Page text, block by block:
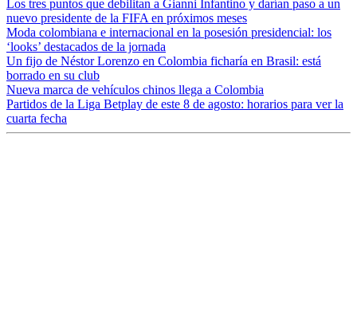
Los tres puntos que debilitan a Gianni Infantino y darían paso a un
nuevo presidente de la FIFA en próximos meses
Moda colombiana e internacional en la posesión presidencial: los
‘looks’ destacados de la jornada
Un fijo de Néstor Lorenzo en Colombia ficharía en Brasil: está
borrado en su club
Nueva marca de vehículos chinos llega a Colombia
Partidos de la Liga Betplay de este 8 de agosto: horarios para ver la
cuarta fecha